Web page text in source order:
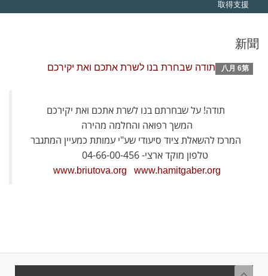
取得支援
新聞
八月 6第 תודה שבחרת בנו לשרת אתכם ואת יקירכם
תודה! על שבחרתם בנו לשרת אתכם ואת יקירכם
המשך רפואה והחלמה מהירה
המרכז להשאלת ציוד סיעודי שע"י עמותת כמעיין המתגבר
טלפון מוקד ארצי- 04-66-00-456
www.briutova.org www.hamitgaber.org